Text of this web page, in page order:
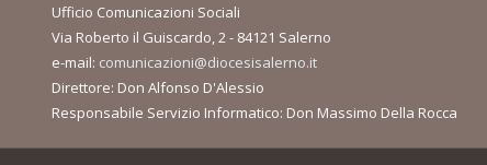
Ufficio Comunicazioni Sociali
Via Roberto il Guiscardo, 2 - 84121 Salerno
e-mail: comunicazioni@diocesisalerno.it
Direttore: Don Alfonso D'Alessio
Responsabile Servizio Informatico: Don Massimo Della Rocca